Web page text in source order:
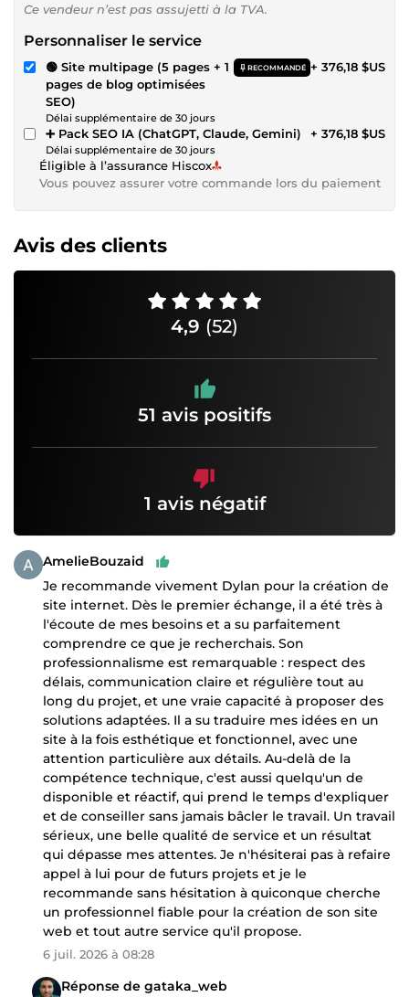
Ce vendeur n’est pas assujetti à la TVA.
Personnaliser le service
🟢 Site multipage (5 pages + 1
pages de blog optimisées
SEO)
RECOMMANDÉ
Délai supplémentaire de 30 jours
+ 376,18 $US
➕ Pack SEO IA (ChatGPT, Claude, Gemini)
Délai supplémentaire de 30 jours
+ 376,18 $US
Éligible à l’assurance Hiscox
Vous pouvez assurer votre commande lors du paiement
Avis des clients
4,9 (52)
51 avis positifs
1 avis négatif
AmelieBouzaid
Je recommande vivement Dylan pour la création de
site internet. Dès le premier échange, il a été très à
l'écoute de mes besoins et a su parfaitement
comprendre ce que je recherchais. Son
professionnalisme est remarquable : respect des
délais, communication claire et régulière tout au
long du projet, et une vraie capacité à proposer des
solutions adaptées. Il a su traduire mes idées en un
site à la fois esthétique et fonctionnel, avec une
attention particulière aux détails. Au-delà de la
compétence technique, c'est aussi quelqu'un de
disponible et réactif, qui prend le temps d'expliquer
et de conseiller sans jamais bâcler le travail. Un travail
sérieux, une belle qualité de service et un résultat
qui dépasse mes attentes. Je n'hésiterai pas à refaire
appel à lui pour de futurs projets et je le
recommande sans hésitation à quiconque cherche
un professionnel fiable pour la création de son site
web et tout autre service qu'il propose.
6 juil. 2026 à 08:28
Réponse de gataka_web